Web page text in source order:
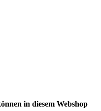
in diesem Webshop